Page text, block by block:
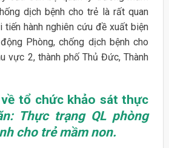
dịch bệnh cho trẻ là rất quan
tiến hành nghiên cứu đề xuất biện
Phòng, chống dịch bệnh cho
vực 2, thành phố Thủ Đức, Thành
về tổ chức khảo sát thực
Thực trạng QL phòng
cho trẻ mầm non.